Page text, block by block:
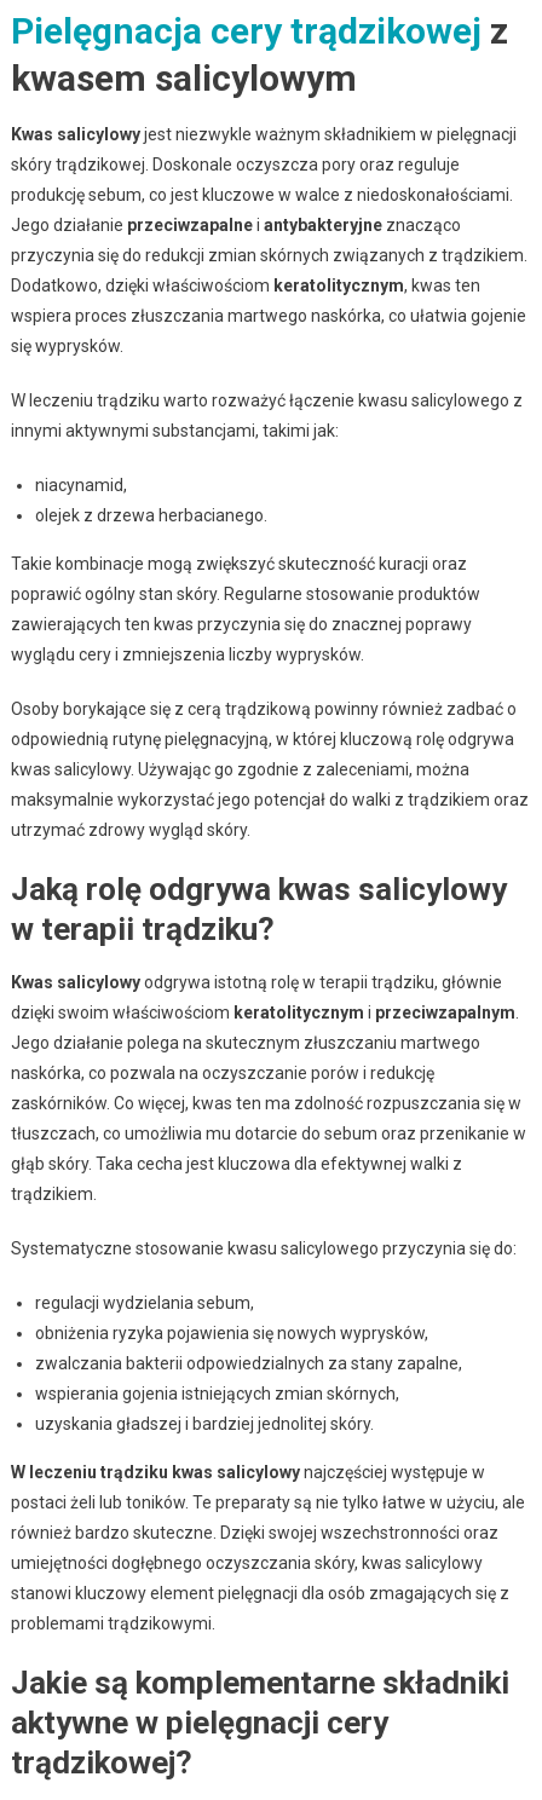
Pielęgnacja cery trądzikowej z
kwasem salicylowym
Kwas salicylowyjest niezwykle ważnym składnikiem w pielęgnacji
skóry trądzikowej. Doskonale oczyszcza pory oraz reguluje
produkcję sebum, co jest kluczowe w walce z niedoskonałościami.
Jego działanie przeciwzapalnei antybakteryjneznacząco
przyczynia się do redukcji zmian skórnych związanych z trądzikiem.
Dodatkowo, dzięki właściwościom keratolitycznym, kwas ten
wspiera proces złuszczania martwego naskórka, co ułatwia gojenie
się wyprysków.
W leczeniu trądziku warto rozważyć łączenie kwasu salicylowego z
innymi aktywnymi substancjami, takimi jak:
niacynamid,
olejek z drzewa herbacianego.
Takie kombinacje mogą zwiększyć skuteczność kuracji oraz
poprawić ogólny stan skóry. Regularne stosowanie produktów
zawierających ten kwas przyczynia się do znacznej poprawy
wyglądu cery i zmniejszenia liczby wyprysków.
Osoby borykające się z cerą trądzikową powinny również zadbać o
odpowiednią rutynę pielęgnacyjną, w której kluczową rolę odgrywa
kwas salicylowy. Używając go zgodnie z zaleceniami, można
maksymalnie wykorzystać jego potencjał do walki z trądzikiem oraz
utrzymać zdrowy wygląd skóry.
Jaką rolę odgrywa kwas salicylowy
w terapii trądziku?
Kwas salicylowyodgrywa istotną rolę w terapii trądziku, głównie
dzięki swoim właściwościom keratolitycznym i przeciwzapalnym
Jego działanie polega na skutecznym złuszczaniu martwego
naskórka, co pozwala na oczyszczanie porów i redukcję
zaskórników. Co więcej, kwas ten ma zdolność rozpuszczania się w
tłuszczach, co umożliwia mu dotarcie do sebum oraz przenikanie w
głąb skóry. Taka cecha jest kluczowa dla efektywnej walki z
trądzikiem.
Systematyczne stosowanie kwasu salicylowego przyczynia się do:
regulacji wydzielania sebum,
obniżenia ryzyka pojawienia się nowych wyprysków,
zwalczania bakterii odpowiedzialnych za stany zapalne,
wspierania gojenia istniejących zmian skórnych,
uzyskania gładszej i bardziej jednolitej skóry.
W leczeniu trądziku kwas salicylowynajczęściej występuje w
postaci żeli lub toników. Te preparaty są nie tylko łatwe w użyciu, ale
również bardzo skuteczne. Dzięki swojej wszechstronności oraz
umiejętności dogłębnego oczyszczania skóry, kwas salicylowy
stanowi kluczowy element pielęgnacji dla osób zmagających się z
problemami trądzikowymi.
Jakie są komplementarne składniki
aktywne w pielęgnacji cery
trądzikowej?